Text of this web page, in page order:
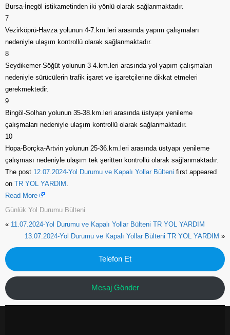
Bursa-İnegöl istikametinden iki yönlü olarak sağlanmaktadır.
7
Vezirköprü-Havza yolunun 4-7.km.leri arasında yapım çalışmaları
nedeniyle ulaşım kontrollü olarak sağlanmaktadır.
8
Seydikemer-Söğüt yolunun 3-4.km.leri arasında yol yapım çalışmaları
nedeniyle sürücülerin trafik işaret ve işaretçilerine dikkat etmeleri
gerekmektedir.
9
Bingöl-Solhan yolunun 35-38.km.leri arasında üstyapı yenileme
çalışmaları nedeniyle ulaşım kontrollü olarak sağlanmaktadır.
10
Hopa-Borçka-Artvin yolunun 25-36.km.leri arasında üstyapı yenileme
çalışması nedeniyle ulaşım tek şeritten kontrollü olarak sağlanmaktadır.
The post 12.07.2024-Yol Durumu ve Kapalı Yollar Bülteni first appeared
on TR YOL YARDIM .
Read More
Günlük Yol Durumu Bülteni
« 11.07.2024-Yol Durumu ve Kapalı Yollar Bülteni TR YOL YARDIM
13.07.2024-Yol Durumu ve Kapalı Yollar Bülteni TR YOL YARDIM »
Telefon Et
Mesaj Gönder